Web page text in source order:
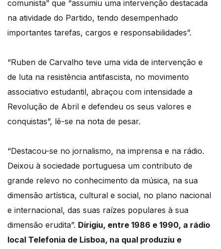
comunista” que “assumiu uma intervenção destacada
na atividade do Partido, tendo desempenhado
importantes tarefas, cargos e responsabilidades”.
“Ruben de Carvalho teve uma vida de intervenção e
de luta na resistência antifascista, no movimento
associativo estudantil, abraçou com intensidade a
Revolução de Abril e defendeu os seus valores e
conquistas”, lê-se na nota de pesar.
“Destacou-se no jornalismo, na imprensa e na rádio.
Deixou à sociedade portuguesa um contributo de
grande relevo no conhecimento da música, na sua
dimensão artística, cultural e social, no plano nacional
e internacional, das suas raízes populares à sua
dimensão erudita”. Dirigiu, entre 1986 e 1990, a rádio
local Telefonia de Lisboa, na qual produziu e